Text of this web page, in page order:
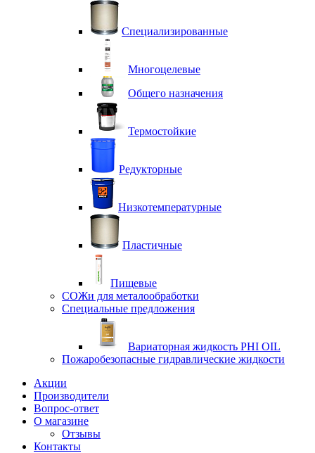
Специализированные
Многоцелевые
Общего назначения
Термостойкие
Редукторные
Низкотемпературные
Пластичные
Пищевые
СОЖи для металообработки
Специальные предложения
Вариаторная жидкость PHI OIL
Пожаробезопасные гидравлические жидкости
Акции
Производители
Вопрос-ответ
О магазине
Отзывы
Контакты